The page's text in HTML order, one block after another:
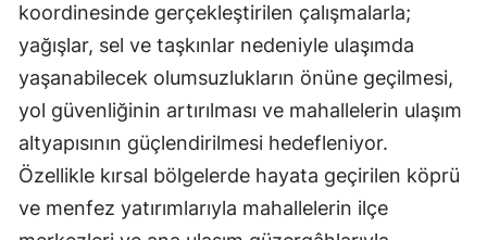
koordinesinde gerçekleştirilen çalışmalarla;
yağışlar, sel ve taşkınlar nedeniyle ulaşımda
yaşanabilecek olumsuzlukların önüne geçilmesi,
yol güvenliğinin artırılması ve mahallelerin ulaşım
altyapısının güçlendirilmesi hedefleniyor.
Özellikle kırsal bölgelerde hayata geçirilen köprü
ve menfez yatırımlarıyla mahallelerin ilçe